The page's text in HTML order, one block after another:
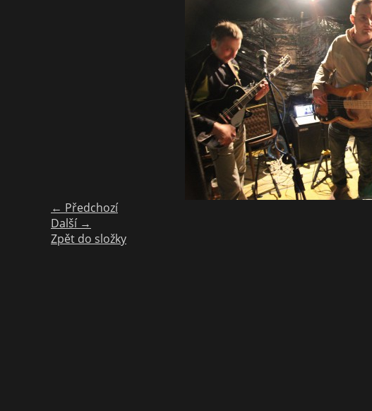
← Předchozí
Další →
Zpět do složky